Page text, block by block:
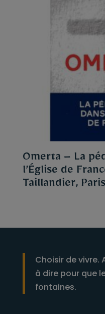
Omerta – La
l’Église de
Taillandier, Paris
Choisir de vivre.
à dire pour que
fontaines.